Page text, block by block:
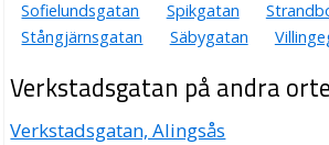
I-stan Entreprenad i Uppsala AB
Åke Karl Johan Rosendal
K & I Engbergs Måleri AB
Sofielundsgatan Spikgatan
Stångjärnsgatan
Säbygatan
Verkstadsgatan på andra
Verkstadsgatan, Alingsås